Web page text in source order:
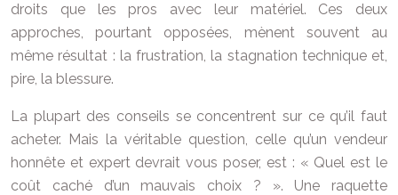
droits que les pros avec leur matériel. Ces deux
approches, pourtant opposées, mènent souvent au
même résultat : la frustration, la stagnation technique et,
pire, la blessure.
La plupart des conseils se concentrent sur ce qu’il faut
acheter. Mais la véritable question, celle qu’un vendeur
honnête et expert devrait vous poser, est : « Quel est le
coût caché d’un mauvais choix ? ». Une raquette